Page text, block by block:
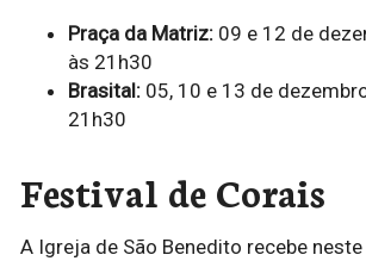
Praça da Matriz: 09 e 12 de
às 21h30
Brasital: 05, 10 e 13 de
21h30
Festival de Corais
A Igreja de São Benedito recebe